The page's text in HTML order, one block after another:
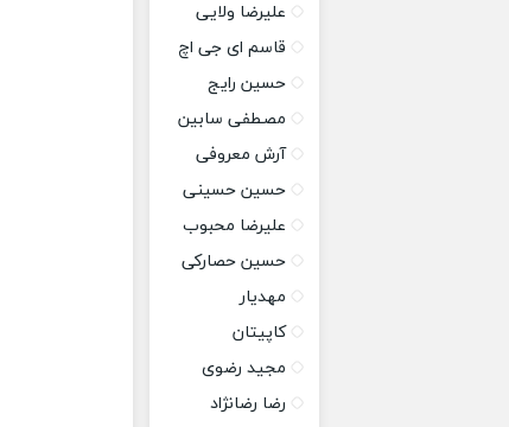
علیرضا ولایی
قاسم ای جی اچ
حسین رایج
مصطفی سابین
آرش معروفی
حسین حسینی
علیرضا محبوب
حسین حصارکی
مهدیار
کاپیتان
مجید رضوی
رضا رضانژاد